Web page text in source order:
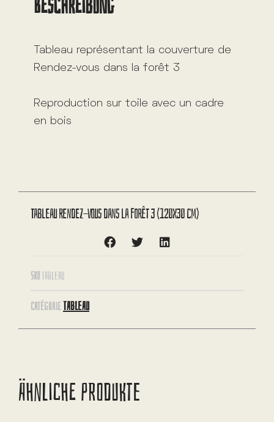
e
BESCHREIBUNG
Tableau représentant la couverture de
Rendez-vous dans la forêt 3
Reproduction sur toile avec un cadre
en bois
Tableau Rendez-vous dans la forêt 3 (120X30 cm)
SKU TABLEAU
CATÉGORIE TABLEAU
ÄHNLICHE PRODUKTE